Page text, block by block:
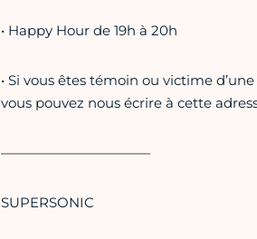
• Happy Hour de 19h à 20h
• Si vous êtes témoin ou victime
vous pouvez nous écrire à cette
———————————
SUPERSONIC